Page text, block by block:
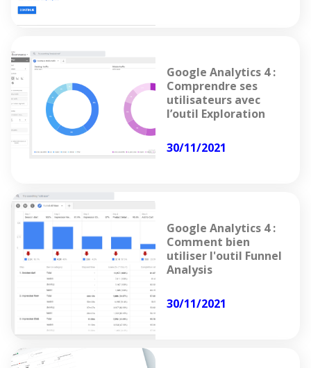
Google Analytics 4 :
Comprendre ses
utilisateurs avec
l’outil Exploration
30/11/2021
Google Analytics 4 :
Comment bien
utiliser l'outil Funnel
Analysis
30/11/2021